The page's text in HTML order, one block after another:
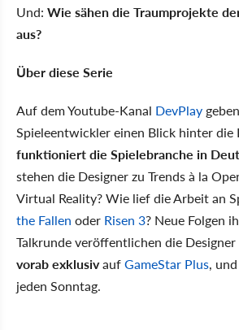
Und: Wie sähen die Traumprojekte
aus?
Über diese Serie
Auf dem Youtube-Kanal DevPlay
Spieleentwickler einen Blick hinter die
funktioniert die Spielebranche in
stehen die Designer zu Trends à la
Virtual Reality? Wie lief die Arbeit an
the Fallen oder Risen 3? Neue Folgen
Talkrunde veröffentlichen die Designer
vorab exklusivaufGameStar Plus,
jeden Sonntag.